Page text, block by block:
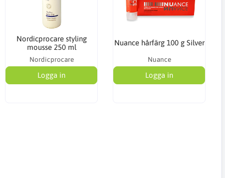
Nordicprocare styling
mousse 250 ml
Nordicprocare
Logga in
Nuance hårfärg 100 g Silver
Nuance
Logga in